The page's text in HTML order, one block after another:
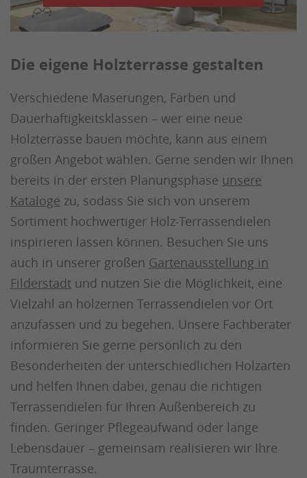
Die eigene Holzterrasse gestalten
Verschiedene Maserungen, Farben und
Dauerhaftigkeitsklassen – wer eine neue
Holzterrasse bauen möchte, kann aus einem
großen Angebot wählen. Gerne senden wir Ihnen
bereits in der ersten Planungsphase unsere
Kataloge zu, sodass Sie sich von unserem
Sortiment hochwertiger Holz-Terrassendielen
inspirieren lassen können. Besuchen Sie uns
auch in unserer großen Gartenausstellung in
Filderstadt und nutzen Sie die Möglichkeit, eine
Vielzahl an hölzernen Terrassendielen vor Ort
anzufassen und zu begehen. Unsere Fachberater
informieren Sie gerne persönlich zu den
Besonderheiten der unterschiedlichen Holzarten
und helfen Ihnen dabei, genau die richtigen
Terrassendielen für Ihren Außenbereich zu
finden. Geringer Pflegeaufwand oder lange
Lebensdauer – gemeinsam realisieren wir Ihre
Traumterrasse.